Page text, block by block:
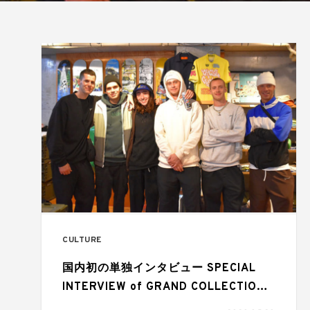
CULTURE
国内初の単独インタビュー SPECIAL
INTERVIEW of GRAND COLLECTION -